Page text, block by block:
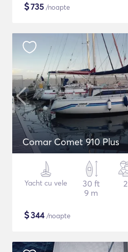
$735 /noapte
Comar Comet 910 Plus
Yacht cu vele
30 ft
9 m
2
$344/noapte